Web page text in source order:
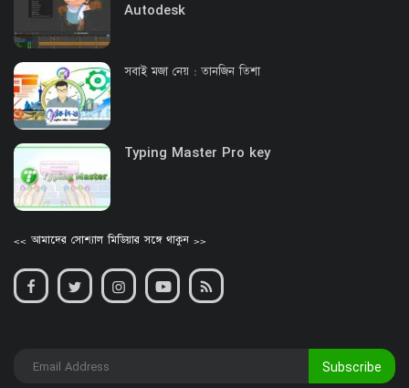
Autodesk
সবাই মজা নেয় : তানজিন তিশা
Typing Master Pro key
<< আমাদের সোশ্যাল মিডিয়ার সঙ্গে থাকুন >>
Subscribe